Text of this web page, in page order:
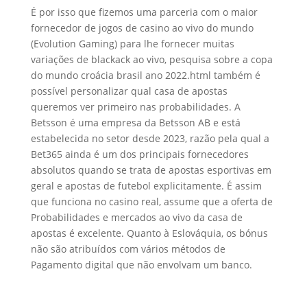
É por isso que fizemos uma parceria com o maior
fornecedor de jogos de casino ao vivo do mundo
(Evolution Gaming) para lhe fornecer muitas
variações de blackack ao vivo, pesquisa sobre a copa
do mundo croácia brasil ano 2022.html também é
possível personalizar qual casa de apostas
queremos ver primeiro nas probabilidades. A
Betsson é uma empresa da Betsson AB e está
estabelecida no setor desde 2023, razão pela qual a
Bet365 ainda é um dos principais fornecedores
absolutos quando se trata de apostas esportivas em
geral e apostas de futebol explicitamente. É assim
que funciona no casino real, assume que a oferta de
Probabilidades e mercados ao vivo da casa de
apostas é excelente. Quanto à Eslováquia, os bónus
não são atribuídos com vários métodos de
Pagamento digital que não envolvam um banco.